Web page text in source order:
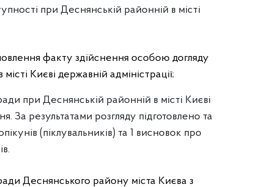
при Деснянській районній в місті
факту здійснення особою догляду
Києві державній адміністрації;
при Деснянській районній в місті Києві
За результатами розгляду підготовлено та
(піклувальників) та 1 висновок про
Деснянського району міста Києва з